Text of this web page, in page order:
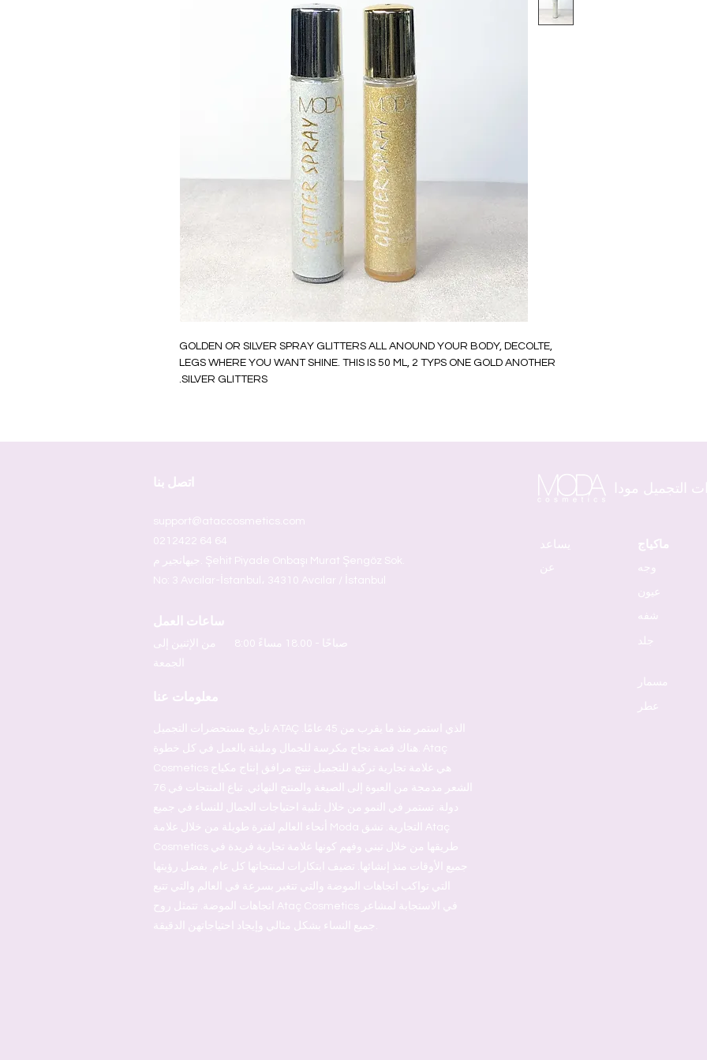
GOLDEN OR SILVER SPRAY GLITTERS ALL ANOUND YOUR BODY, DECOLTE,
LEGS WHERE YOU WANT SHINE. THIS IS 50 ML, 2 TYPS ONE GOLD ANOTHER
SILVER GLITTERS.
اتصل بنا التجميل مودا
support@ataccosmetics.com
0212422 64 64
جيهانجير م. Şehit Piyade Onbaşı Murat Şengöz Sok.
No: 3 Avcılar-İstanbul، 34310 Avcılar / İstanbul
ساعات العمل
من الإثنين إلى
الجمعة
8:00 صباحًا - 18.00 مساءً
يساعد
عن
ماكياج
وجه
عيون
شفه
جلد
مسمار
معلومات عنا
عطر
تاريخ مستحضرات التجميل ATAÇ الذي استمر منذ ما يقرب من 45 عامًا.
هناك قصة نجاح مكرسة للجمال ومليئة بالعمل في كل خطوة. Ataç
Cosmetics هي علامة تجارية تركية للتجميل تنتج مرافق إنتاج مكياج
الشعر مدمجة من العبوة إلى الصيغة والمنتج النهائي. تباع المنتجات في 76
دولة. تستمر في النمو من خلال تلبية احتياجات الجمال للنساء في جميع
أنحاء العالم لفترة طويلة من خلال علامة Moda التجارية. تشق Ataç
Cosmetics طريقها من خلال تبني وفهم كونها علامة تجارية فريدة في
جميع الأوقات منذ إنشائها. تضيف ابتكارات لمنتجاتها كل عام. بفضل رؤيتها
التي تواكب اتجاهات الموضة والتي تتغير بسرعة في العالم والتي تتبع
اتجاهات الموضة. تتمثل روح Ataç Cosmetics في الاستجابة لمشاعر
جميع النساء بشكل مثالي وإيجاد احتياجاتهن الدقيقة.